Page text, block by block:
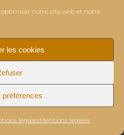
notre site web et notre
les cookies
préférences
légalesMentions légales